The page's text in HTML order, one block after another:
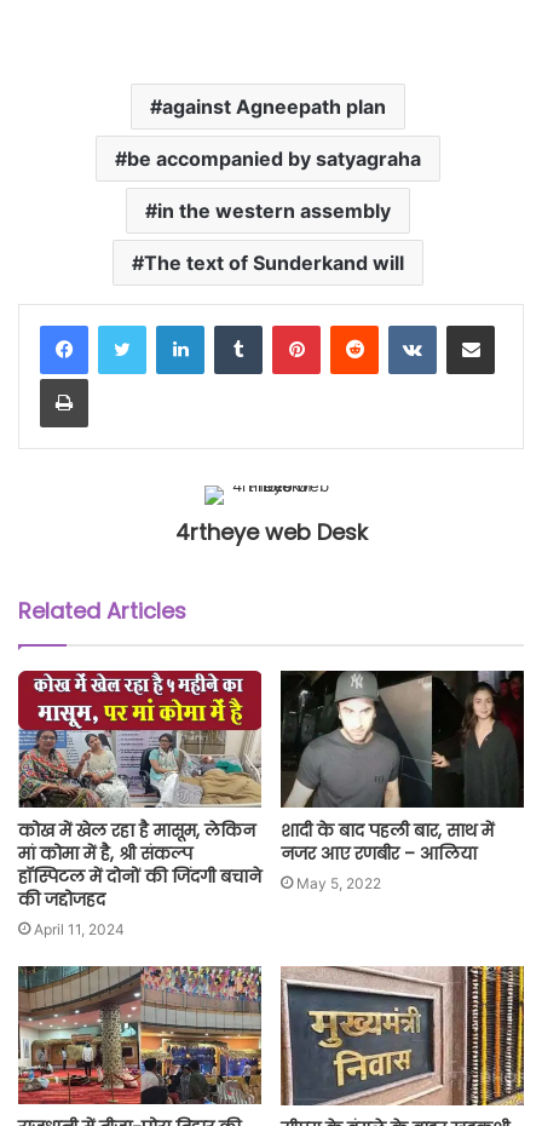
against Agneepath plan
be accompanied by satyagraha
in the western assembly
The text of Sunderkand will
LinkedInTumblr PinterestReddit VKontakteShare via Email
Print
4rtheye web Desk
Related Articles
कोख में खेल रहा है मासूम, लेकिन
मां कोमा में है, श्री संकल्प
हॉस्पिटल में दोनों की जिंदगी बचाने
की जद्दोजहद
April 11, 2024
शादी के बाद पहली बार, साथ में
नजर आए रणबीर – आलिया
May 5, 2022